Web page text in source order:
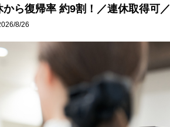
ら復帰率 約9割！／連休取得可／
8/26